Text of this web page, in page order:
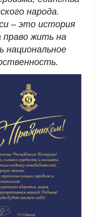
народа.
– это история
право жить на
национальное